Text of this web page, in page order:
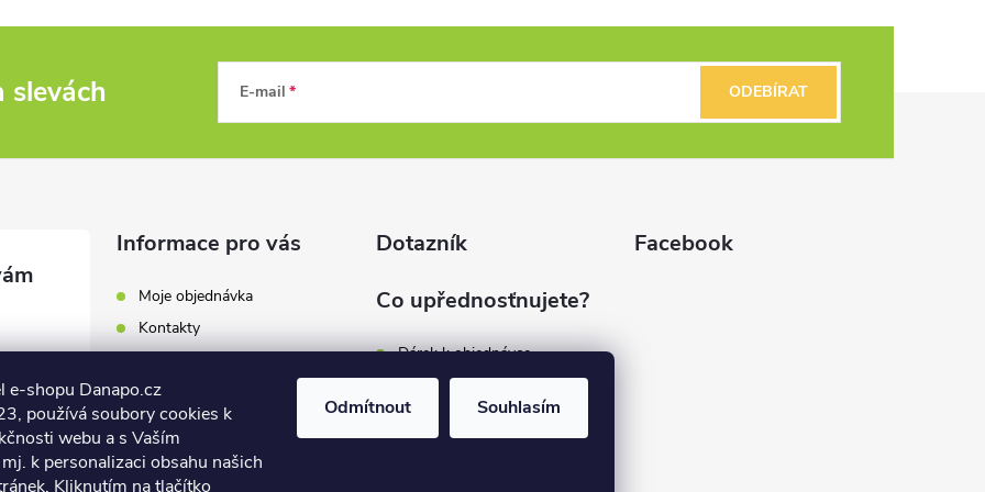
e-shopu Danapo.cz
používá soubory cookies k
webu a s Vaším
k personalizaci obsahu našich
Kliknutím na tlačítko
Odmítnout Souhlasím
slevách E-mail ODEBÍRAT
446
Informace pro vás
Moje objednávka
Kontakty
Hodnocení obchodu
Obchodní podmínky
Reklamace a výměna zboží
Podmínky ochrany osobních
Dotazník
Co upřednosťnujete?
Dárek k objednávce
Zákaznický servis
Dopravu zdarma
Facebook